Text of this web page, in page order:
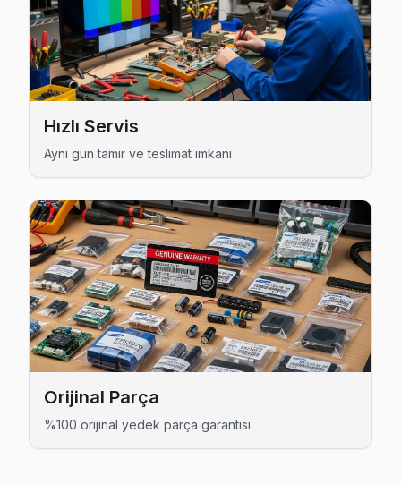
Cihannüma bölgesi TV Servis →
Dikilitaş TV Servis
Dikilitaş sakinleri Samsung, LG, Sony, Vestel gibi tüm
Dikilitaş bölgesi TV Servis →
Beşiktaş'nın Etiler bölgesinde çalışan teknik ekibimiz her
Gayrettepe TV Servis
Beşiktaş'da Gayrettepe bölgesindeki müşterilerimizin
Gayrettepe bölgesi TV Servis →
Konaklar TV Servis
Konaklar mahallesi TV servisinde fiyat sürprizi yok: parça
Kültür TV Servis
Kültür sokak sakinleri TV arızası olduğunda çoğunlukla
Hızlı Servis
Aynı gün tamir ve teslimat imkanı
Orijinal Parça
%100 orijinal yedek parça garantisi